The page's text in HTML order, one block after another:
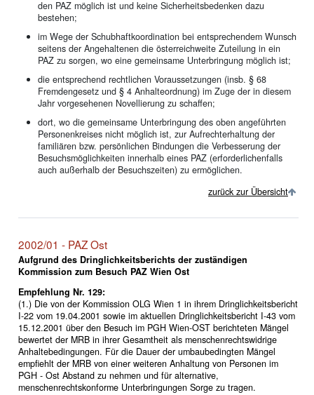
den PAZ möglich ist und keine Sicherheitsbedenken dazu
bestehen;
im Wege der Schubhaftkoordination bei entsprechendem Wunsch
seitens der Angehaltenen die österreichweite Zuteilung in ein
PAZ zu sorgen, wo eine gemeinsame Unterbringung möglich ist;
die entsprechend rechtlichen Voraussetzungen (insb. § 68
Fremdengesetz und § 4 Anhalteordnung) im Zuge der in diesem
Jahr vorgesehenen Novellierung zu schaffen;
dort, wo die gemeinsame Unterbringung des oben angeführten
Personenkreises nicht möglich ist, zur Aufrechterhaltung der
familiären bzw. persönlichen Bindungen die Verbesserung der
Besuchsmöglichkeiten innerhalb eines PAZ (erforderlichenfalls
auch außerhalb der Besuchszeiten) zu ermöglichen.
zurück zur Übersicht
2002/01 - PAZ Ost
Aufgrund des Dringlichkeitsberichts der zuständigen
Kommission zum Besuch PAZ Wien Ost
Empfehlung Nr. 129:
(1.) Die von der Kommission OLG Wien 1 in ihrem Dringlichkeitsbericht
I-22 vom 19.04.2001 sowie im aktuellen Dringlichkeitsbericht I-43 vom
15.12.2001 über den Besuch im PGH Wien-OST berichteten Mängel
bewertet der MRB in ihrer Gesamtheit als menschenrechtswidrige
Anhaltebedingungen. Für die Dauer der umbaubedingten Mängel
empfiehlt der MRB von einer weiteren Anhaltung von Personen im
PGH - Ost Abstand zu nehmen und für alternative,
menschenrechtskonforme Unterbringungen Sorge zu tragen.